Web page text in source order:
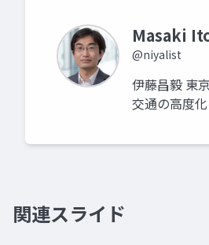
Masaki
@niyalist
伊藤昌毅 東
交通の高度
関連スライド